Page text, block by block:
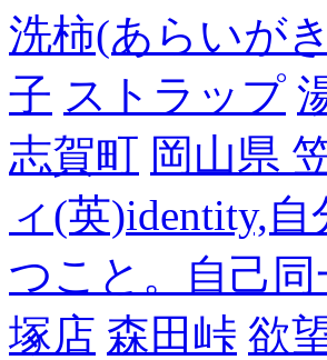
洗柿(あらいが
子 ストラップ
志賀町 岡山県
ィ(英)identity,
つこと。自己
塚店 森田峠 欲